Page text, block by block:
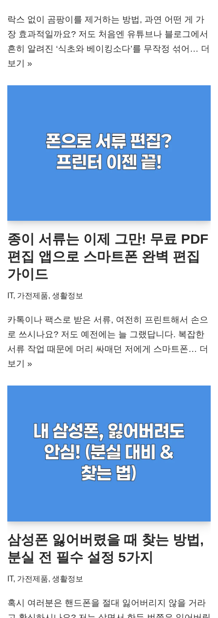
락스 없이 곰팡이를 제거하는 방법, 과연 어떤 게 가
장 효과적일까요? 저도 처음엔 유튜브나 블로그에서
흔히 알려진 ‘식초와 베이킹소다’를 무작정 섞어… 더
보기 »
종이 서류는 이제 그만! 무료 PDF
편집 앱으로 스마트폰 완벽 편집
가이드
IT, 가전제품, 생활정보
카톡이나 팩스로 받은 서류, 여전히 프린트해서 손으
로 쓰시나요? 저도 예전에는 늘 그랬답니다. 복잡한
서류 작업 때문에 머리 싸매던 저에게 스마트폰… 더
보기 »
삼성폰 잃어버렸을 때 찾는 방법,
분실 전 필수 설정 5가지
IT, 가전제품, 생활정보
혹시 여러분은 핸드폰을 절대 잃어버리지 않을 거라